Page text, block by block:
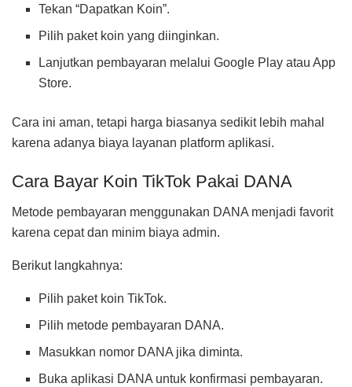
Tekan “Dapatkan Koin”.
Pilih paket koin yang diinginkan.
Lanjutkan pembayaran melalui Google Play atau App
Store.
Cara ini aman, tetapi harga biasanya sedikit lebih mahal
karena adanya biaya layanan platform aplikasi.
Cara Bayar Koin TikTok Pakai DANA
Metode pembayaran menggunakan DANA menjadi favorit
karena cepat dan minim biaya admin.
Berikut langkahnya:
Pilih paket koin TikTok.
Pilih metode pembayaran DANA.
Masukkan nomor DANA jika diminta.
Buka aplikasi DANA untuk konfirmasi pembayaran.